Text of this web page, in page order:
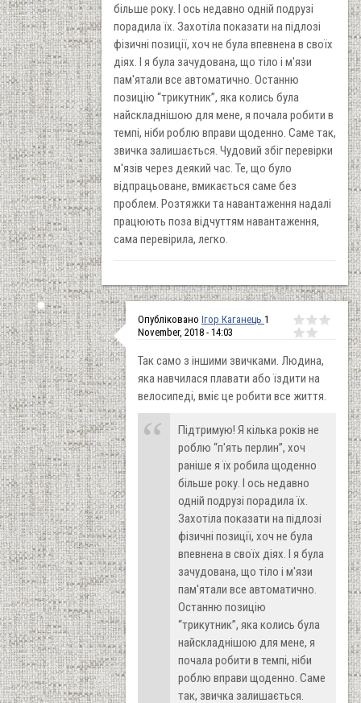
більше року. І ось недавно одній подрузі
порадила їх. Захотіла показати на підлозі
фізичні позиції, хоч не була впевнена в своїх
діях. І я була зачудована, що тіло і м'язи
пам'ятали все автоматично. Останню
позицію “трикутник”, яка колись була
найскладнішою для мене, я почала робити в
темпі, ніби роблю вправи щоденно. Саме так,
звичка залишається. Чудовий збіг перевірки
м'язів через деякий час. Те, що було
відпрацьоване, вмикається саме без
проблем. Розтяжки та навантаження надалі
працюють поза відчуттям навантаження,
сама перевірила, легко.
Опубліковано Ігор Каганець 1
November, 2018 - 14:03
Так само з іншими звичками. Людина,
яка навчилася плавати або їздити на
велосипеді, вміє це робити все життя.
Підтримую! Я кілька років не
роблю “п'ять перлин”, хоч
раніше я їх робила щоденно
більше року. І ось недавно
одній подрузі порадила їх.
Захотіла показати на підлозі
фізичні позиції, хоч не була
впевнена в своїх діях. І я була
зачудована, що тіло і м'язи
пам'ятали все автоматично.
Останню позицію
“трикутник”, яка колись була
найскладнішою для мене, я
почала робити в темпі, ніби
роблю вправи щоденно. Саме
так, звичка залишається.